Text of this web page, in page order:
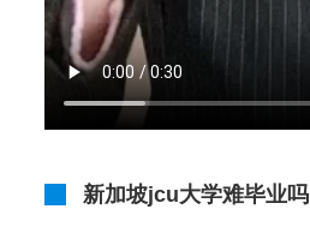
新加坡jcu大学难毕业吗